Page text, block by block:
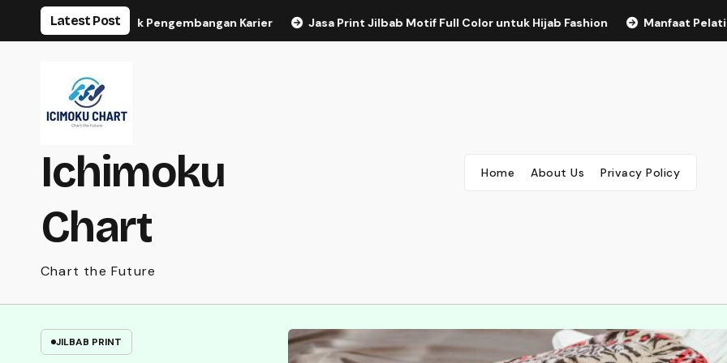
Latest Post
untuk Pengembangan Karier Jasa Print Jilbab Motif Full Color untuk Hijab Fashion Manfaat Pelatihan
Ichimoku
Chart
Chart the Future
Home About Us Privacy Policy
PELATIHAN KEPEMIMPINAN